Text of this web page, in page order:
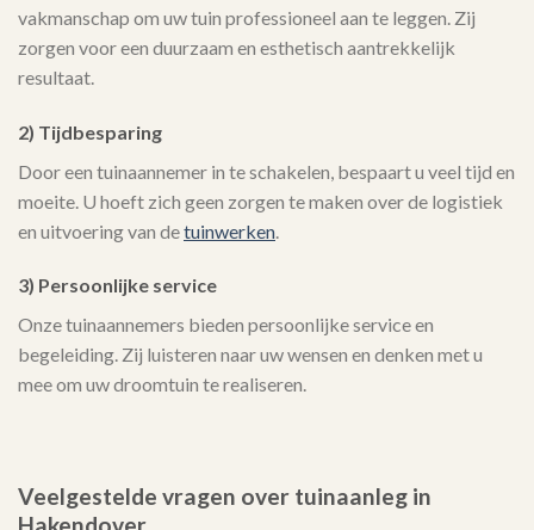
vakmanschap om uw tuin professioneel aan te leggen. Zij
zorgen voor een duurzaam en esthetisch aantrekkelijk
resultaat.
2) Tijdbesparing
Door een tuinaannemer in te schakelen, bespaart u veel tijd en
moeite. U hoeft zich geen zorgen te maken over de logistiek
en uitvoering van detuinwerken
3) Persoonlijke service
Onze tuinaannemers bieden persoonlijke service en
begeleiding. Zij luisteren naar uw wensen en denken met u
mee om uw droomtuin te realiseren.
Veelgestelde vragen over tuinaanleg in